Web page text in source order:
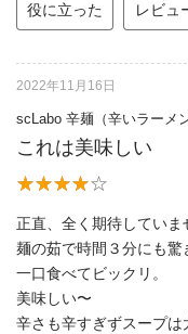
役に立った レビュ
2022年11月16日
scLabo 辛麺（辛いラーメ
これは美味しい
正直、全く期待していま
麺の茹で時間３分にも驚
一口食べてビックリ。
美味しい〜
辛さも辛すぎずスープは